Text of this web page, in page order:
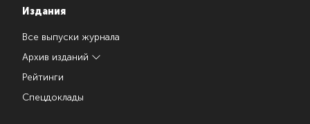
Издания
Все выпуски журнала
Архив изданий
Рейтинги
Спецдоклады